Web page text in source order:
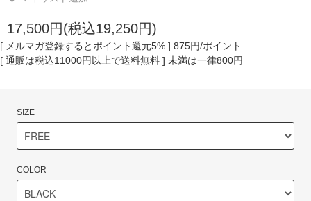
17,500円(税込19,250円)
[ メルマガ登録するとポイント還元5% ] 875円/ポイント
[ 通販は税込11000円以上で送料無料 ] 未満は一律800円
SIZE
COLOR